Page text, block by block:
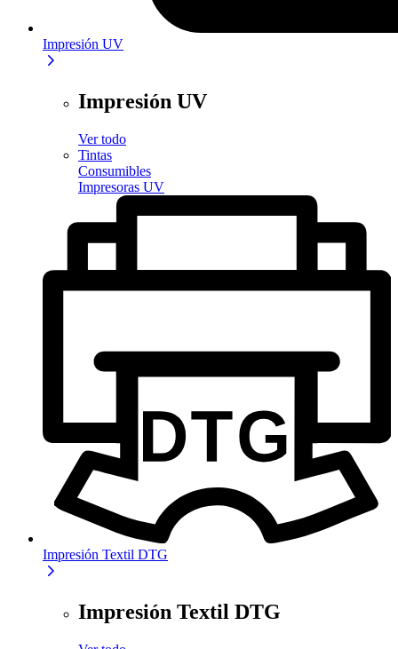
Impresión UV
Impresión UV
Ver todo
Tintas
Consumibles
Impresoras UV
Impresión Textil DTG
Impresión Textil DTG